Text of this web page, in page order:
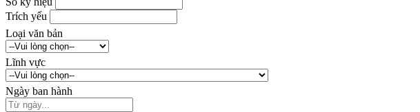
Trích yếu
Loại văn bản
Lĩnh vực
Ngày ban hành